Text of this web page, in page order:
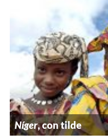
Níger, con tilde